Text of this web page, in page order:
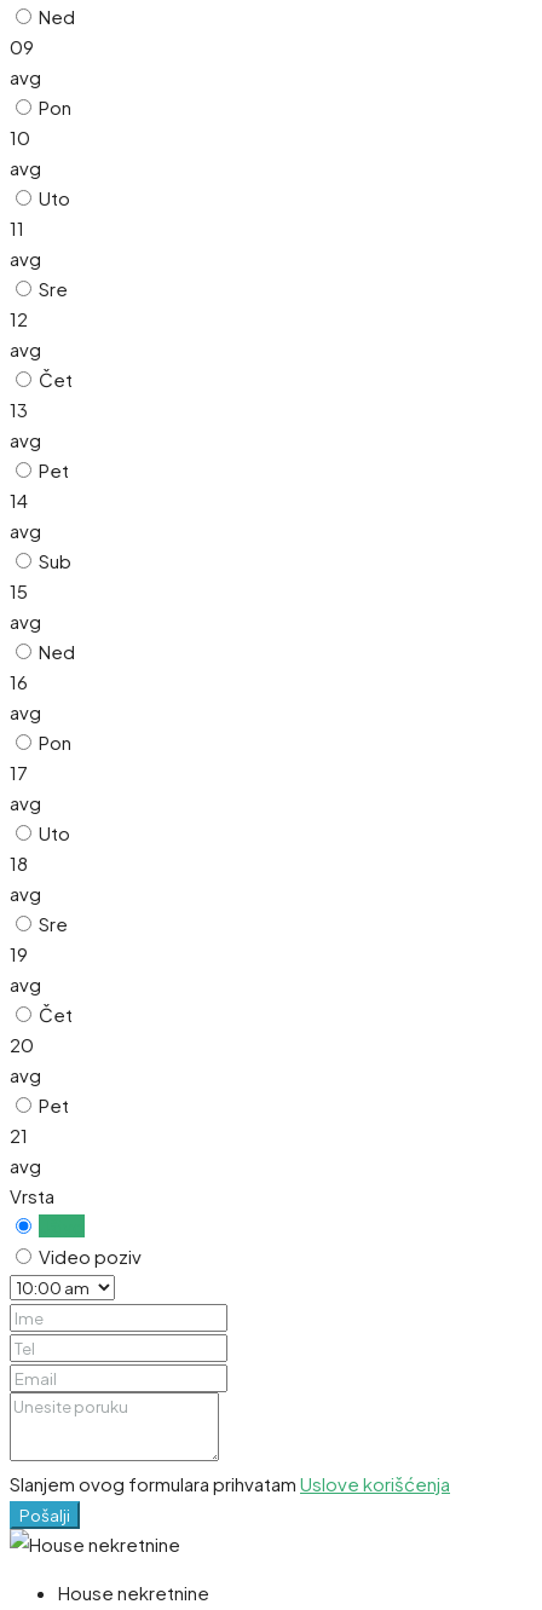
Ned
09
avg
Pon
10
avg
Uto
11
avg
Sre
12
avg
Čet
13
avg
Pet
14
avg
Sub
15
avg
Ned
16
avg
Pon
17
avg
Uto
18
avg
Sre
19
avg
Čet
20
avg
Pet
21
avg
Vrsta
Video poziv
Slanjem ovog formulara prihvatam Uslove korišćenja
Pošalji
House nekretnine